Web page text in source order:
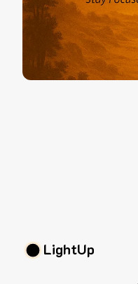
LightUp